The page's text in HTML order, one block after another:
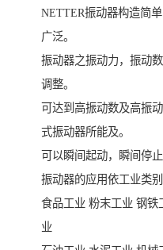
NETTER振动器构造简
广泛。
振动器之振动力，振动
调整。
可达到高振动数及高振
式振动器所能及。
可以瞬间起动，瞬间停
振动器的应用依工业类
食品工业 粉末工业 钢铁
业